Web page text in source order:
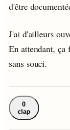
d'être
J'ai d'ailleurs
En attendant,
sans souci.
0
clap